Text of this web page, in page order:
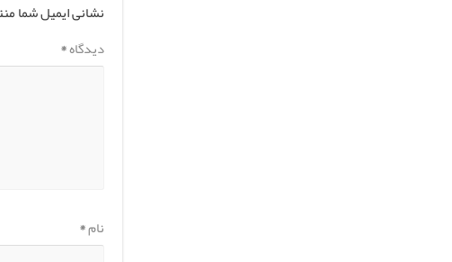
نشانی ایمیل شما
دیدگاه*
نام*